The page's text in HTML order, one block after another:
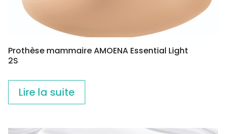
Prothèse mammaire AMOENA Essential Light
2S
Lire la suite